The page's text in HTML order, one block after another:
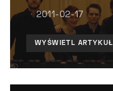
2011-02-17
WYŚWIETL ARTYKUŁ